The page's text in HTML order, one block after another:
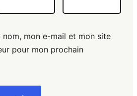
nom, mon e-mail et mon site
pour mon prochain